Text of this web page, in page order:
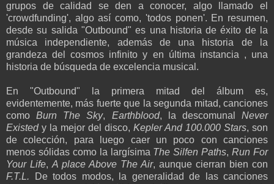
grupos de calidad se den a conocer, algo llamado el
'crowdfunding', algo así como, 'todos ponen'. En resumen,
desde su salida "Outbound" es una historia de éxito de la
música independiente, además de una historia de la
grandeza del cosmos infinito y en última instancia , una
historia de búsqueda de excelencia musical.
En "Outbound" la primera mitad del álbum es,
evidentemente, más fuerte que la segunda mitad, canciones
comoBurn The Sky, Earthblood, la descomunalNever
Existedy la mejor del disco, Kepler And 100.000 Stars, son
de colección, para luego caer un poco con canciones
menos sólidas como la largísima The Silfen Paths,Run For
Your Life, A place Above The Air, aunque cierran bien con
F.T.L. De todos modos, la generalidad de las canciones